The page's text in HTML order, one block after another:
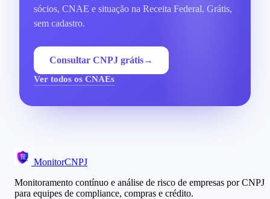
sócios, CNAE e situação na Receita Federal. Grátis,
sem cadastro.
Consultar CNPJ grátis→
Ver todos os CNAEs
MonitorCNPJ
Monitoramento contínuo e análise de risco de empresas por CNPJ
para equipes de compliance, compras e crédito.